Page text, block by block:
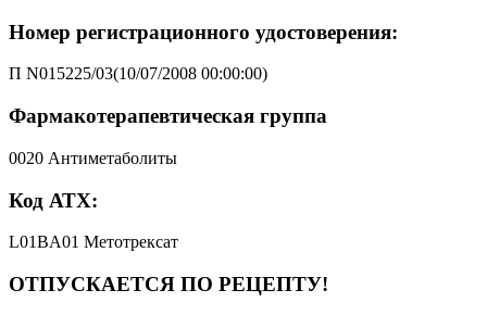
Номер регистрационного удостоверения:
П N015225/03(10/07/2008 00:00:00)
Фармакотерапевтическая группа
0020 Антиметаболиты
Код АТХ:
L01BA01 Метотрексат
ОТПУСКАЕТСЯ ПО РЕЦЕПТУ!